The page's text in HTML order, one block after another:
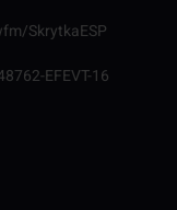
SkrytkaESP
EFEVT-16